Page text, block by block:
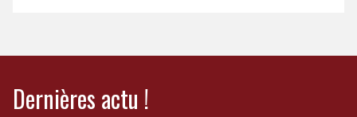
Dernières actu !